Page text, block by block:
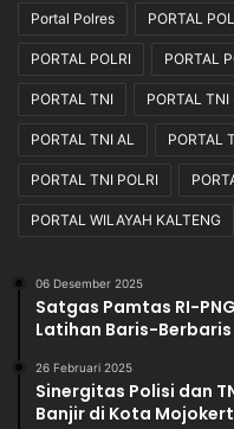
Portal Polres PORTAL
PORTAL POLRI PORTAL
PORTAL TNI PORTAL TNI
PORTAL TNI AL PORTAL
PORTAL TNI POLRI
PORTAL WILAYAH KALTENG
06 Desember 2025
Satgas Pamtas RI-
Latihan Baris-Berbaris
26 Februari 2025
Sinergitas Polisi dan
Banjir di Kota